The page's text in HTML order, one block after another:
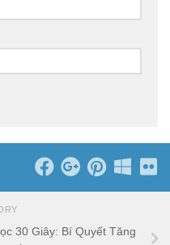
30 Giây: Bí Quyết Tăng